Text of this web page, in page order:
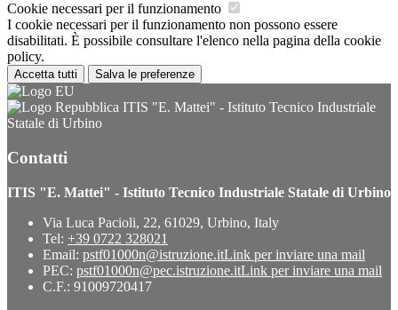
Cookie necessari per il funzionamento
I cookie necessari per il funzionamento non possono essere
disabilitati. È possibile consultare l'elenco nella pagina della cookie
policy.
Accetta tutti Salva le preferenze
ITIS "E. Mattei" - Istituto Tecnico Industriale
Statale di Urbino
Contatti
ITIS "E. Mattei" - Istituto Tecnico Industriale Statale di Urbino
Via Luca Pacioli, 22, 61029, Urbino, Italy
Tel: +39 0722 328021
Email: pstf01000n@istruzione.itLink per inviare una mail
PEC: pstf01000n@pec.istruzione.itLink per inviare una mail
C.F.: 91009720417